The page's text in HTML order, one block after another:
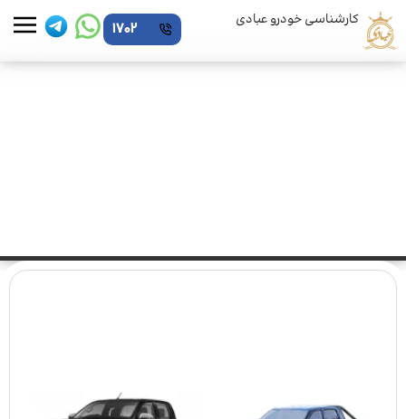
کارشناسی خودرو عبادی 1702